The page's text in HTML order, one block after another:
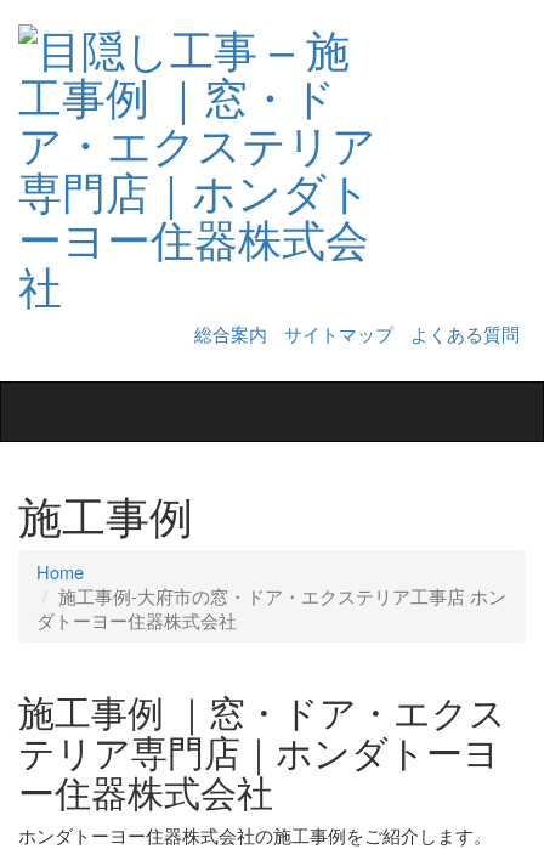
総合案内 サイトマップ よくある質問
navigation
施工事例
Home
施工事例‐大府市の窓・ドア・エクステリア工事店 ホン
ダトーヨー住器株式会社
施工事例 ｜窓・ドア・エクス
テリア専門店｜ホンダトーヨ
ー住器株式会社
ホンダトーヨー住器株式会社の施工事例をご紹介します。